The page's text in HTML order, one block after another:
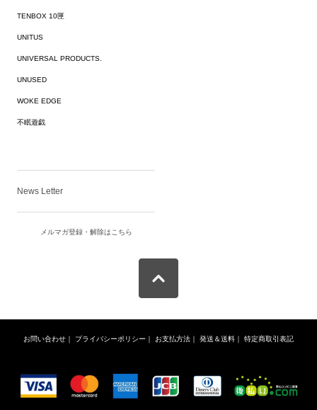
TENBOX 10匣
UNITUS
UNIVERSAL PRODUCTS.
UNUSED
WOKE EDGE
不眠遊戯
News Letter
メルマガ登録・解除はこちら
お問い合わせ プライバシーポリシー お支払方法 発送＆送料 特定商取引表記